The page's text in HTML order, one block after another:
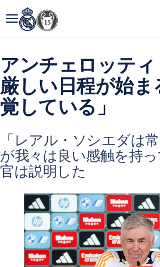
アンチェロッテ
厳しい日程が始ま
覚している」
「レアル・ソシエダは
が我々は良い感触を持
官は説明した